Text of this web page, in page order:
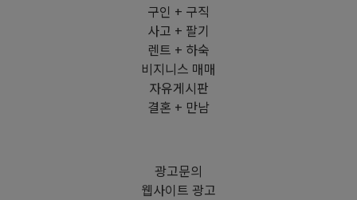
구인 + 구직
사고 + 팔기
렌트 + 하숙
비지니스 매매
자유게시판
결혼 + 만남
광고문의
웹사이트 광고